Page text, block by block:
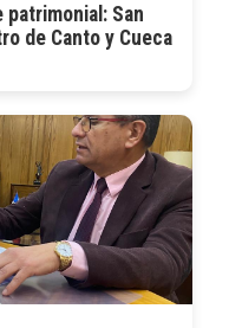
patrimonial: San
de Canto y Cueca